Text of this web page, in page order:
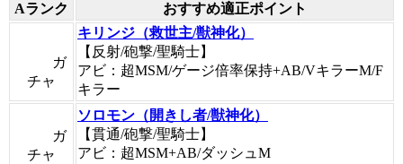
Aランク
おすすめ適正ポイント
ガ
チャ
キリンジ（救世主/獣神化）
【反射/砲撃/聖騎士】
アビ：超MSM/ゲージ倍率保持+AB/VキラーM/F
キラー
ガ
チャ
ソロモン（開きし者/獣神化）
【貫通/砲撃/聖騎士】
アビ：超MSM+AB/ダッシュM